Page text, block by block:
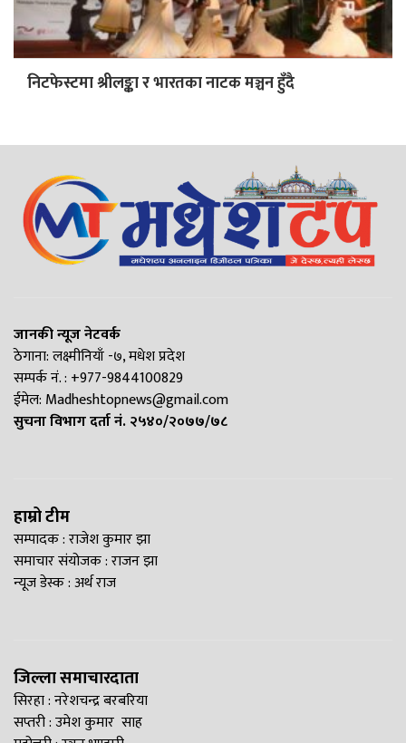
निटफेस्टमा श्रीलङ्का र भारतका नाटक मञ्चन हुँदै
जानकी न्यूज नेटवर्क
ठेगाना: लक्ष्मीनियाँ -७, मधेश प्रदेश
सम्पर्क नं. : +977-9844100829
ईमेल: Madheshtopnews@gmail.com
सुचना विभाग दर्ता नं. २५४०/२०७७/७८
हाम्रो टीम
सम्पादक : राजेश कुमार झा
समाचार संयोजक : राजन झा
न्यूज डेस्क : अर्थ राज
जिल्ला समाचारदाता
सिरहा : नरेशचन्द्र बरबरिया
सप्तरी : उमेश कुमार साह